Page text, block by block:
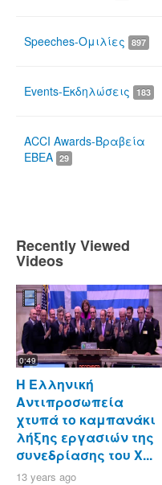
Speeches-Ομιλίες 897
Events-Εκδηλώσεις 183
ACCI Awards-Βραβεία
ΕΒΕΑ 29
Recently Viewed
Videos
0:49
Η Ελληνική
Αντιπροσωπεία
χτυπά το καμπανάκι
λήξης εργασιών της
συνεδρίασης του Χ...
13 years ago